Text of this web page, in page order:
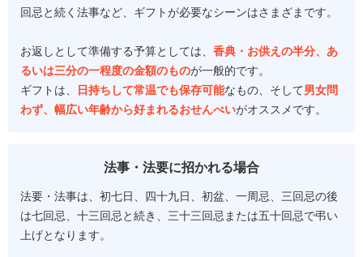
回忌と続く法事など、ギフトが必要なシーンはさまざまです。
お返しとして準備する予算としては、 香典・お供えの半分、あ
るいは三分の一程度の金額のものが一般的です。
ギフトは、
日持ちして常温でも保存可能なもの、そして男女問
わず、幅広い年齢から好まれるおせんべいがオススメです。
法事・法要に招かれる場合
法要・法事は、初七日、四十九日、初盆、一周忌、三回忌の後
は七回忌、十三回忌と続き、三十三回忌または五十回忌で弔い
上げとなります。